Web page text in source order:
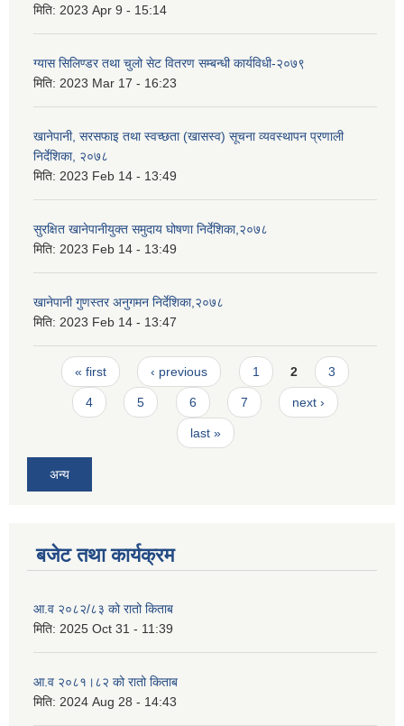
मिति: 2023 Apr 9 - 15:14
ग्यास सिलिण्डर तथा चुलो सेट वितरण सम्बन्धी कार्यविधी-२०७९
मिति: 2023 Mar 17 - 16:23
खानेपानी, सरसफाइ तथा स्वच्छता (खासस्व) सूचना व्यवस्थापन प्रणाली
निर्देशिका, २०७८
मिति: 2023 Feb 14 - 13:49
सुरक्षित खानेपानीयुक्त समुदाय घोषणा निर्देशिका,२०७८
मिति: 2023 Feb 14 - 13:49
खानेपानी गुणस्तर अनुगमन निर्देशिका,२०७८
मिति: 2023 Feb 14 - 13:47
Pages
« first ‹ previous 1 2 3
4 5 6 7 next ›
last »
अन्य
बजेट तथा कार्यक्रम
आ.व २०८२/८३ को रातो किताब
मिति: 2025 Oct 31 - 11:39
आ.व २०८१।८२ को रातो किताब
मिति: 2024 Aug 28 - 14:43